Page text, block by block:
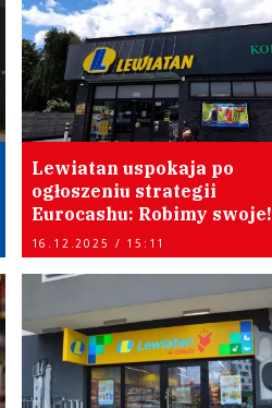
Lewiatan uspokaja po
ogłoszeniu strategii
Eurocashu: Robimy swoje!
16.12.2025 / 15:11